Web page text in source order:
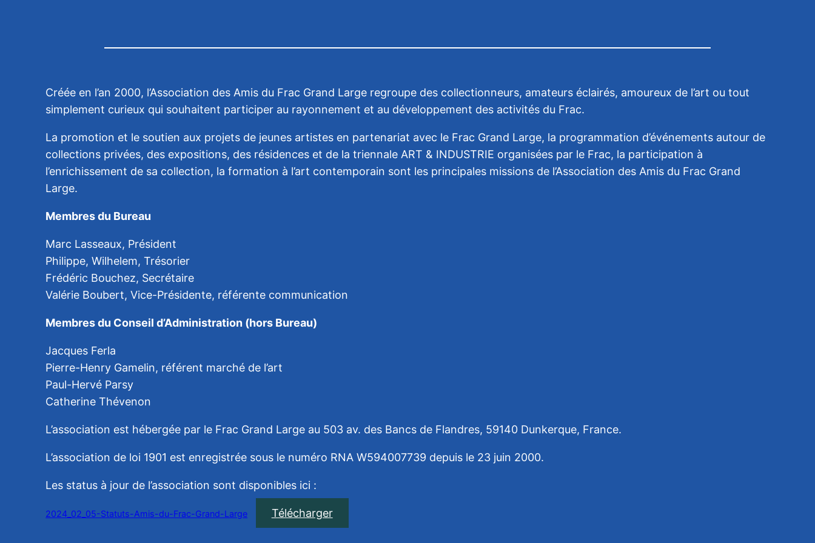
Créée en l’an 2000, l’Association des Amis du Frac Grand Large regroupe des collectionneurs, amateurs éclairés, amoureux de l’art ou tout
simplement curieux qui souhaitent participer au rayonnement et au développement des activités du Frac.
La promotion et le soutien aux projets de jeunes artistes en partenariat avec le Frac Grand Large, la programmation d’événements autour de
collections privées, des expositions, des résidences et de la triennale ART & INDUSTRIE organisées par le Frac, la participation à
l’enrichissement de sa collection, la formation à l’art contemporain sont les principales missions de l’Association des Amis du Frac Grand
Large.
Membres du Bureau
Marc Lasseaux, Président
Philippe, Wilhelem, Trésorier
Frédéric Bouchez, Secrétaire
Valérie Boubert, Vice-Présidente, référente communication
Membres du Conseil d’Administration (hors Bureau)
Jacques Ferla
Pierre-Henry Gamelin, référent marché de l’art
Paul-Hervé Parsy
Catherine Thévenon
L’association est hébergée par le Frac Grand Large au 503 av. des Bancs de Flandres, 59140 Dunkerque, France.
L’association de loi 1901 est enregistrée sous le numéro RNA W594007739 depuis le 23 juin 2000.
Les status à jour de l’association sont disponibles ici :
2024_02_05-Statuts-Amis-du-Frac-Grand-Large Télécharger